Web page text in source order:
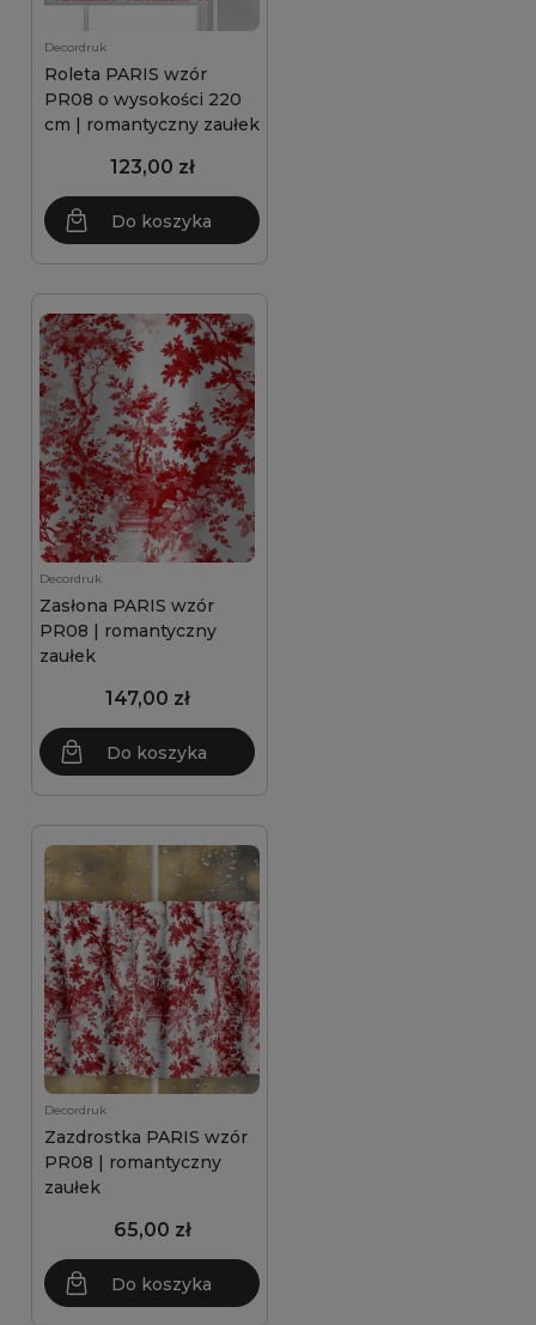
Decordruk
Roleta PARIS wzór
PR08 o wysokości 220
cm | romantyczny zaułek
123,00 zł
Do koszyka
Decordruk
Zasłona PARIS wzór
PR08 | romantyczny
zaułek
147,00 zł
Do koszyka
Decordruk
Zazdrostka PARIS wzór
PR08 | romantyczny
zaułek
65,00 zł
Do koszyka